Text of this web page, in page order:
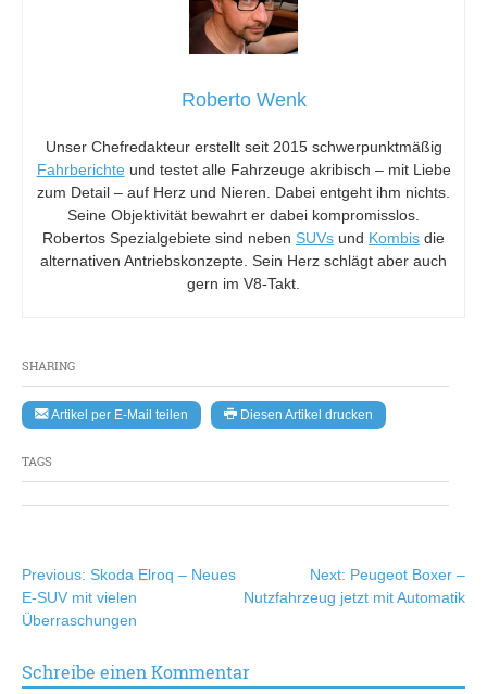
SHARING
Artikel per E-Mail teilen Diesen Artikel drucken
TAGS
Roberto Wenk
Unser Chefredakteur erstellt seit 2015 schwerpunktmäßig
Fahrberichte und testet alle Fahrzeuge akribisch – mit Liebe
zum Detail – auf Herz und Nieren. Dabei entgeht ihm nichts.
Seine Objektivität bewahrt er dabei kompromisslos.
Robertos Spezialgebiete sind neben SUVs und Kombis die
alternativen Antriebskonzepte. Sein Herz schlägt aber auch
gern im V8-Takt.
Beitragsnavigation
Previous: Skoda Elroq – Neues
E-SUV mit vielen
Überraschungen
Next: Peugeot Boxer –
Nutzfahrzeug jetzt mit Automatik
Schreibe einen Kommentar